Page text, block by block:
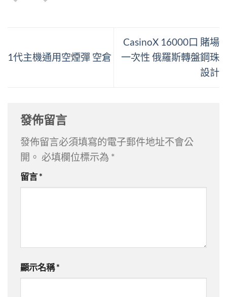
1代主機通用空煙彈 空倉
CasinoX 16000口 賭場
一次性 俄羅斯轉盤鋼珠
設計
發佈留言
發佈留言必須填寫的電子郵件地址不會公
開。 必填欄位標示為 *
留言*
顯示名稱*